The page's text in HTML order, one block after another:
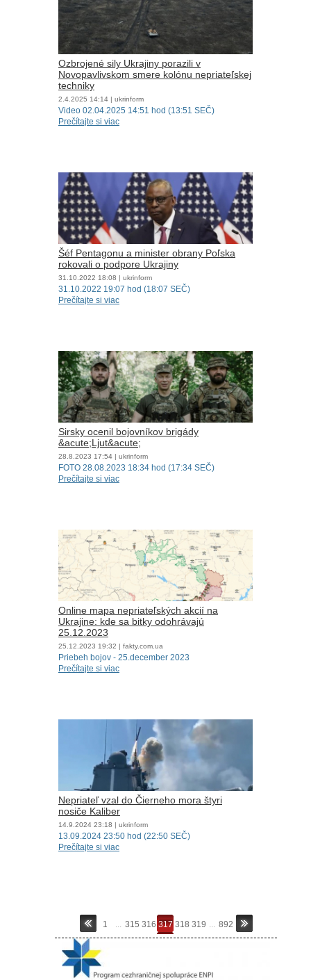
Ozbrojené sily Ukrajiny porazili v
Novopavlivskom smere kolónu nepriateľskej
techniky
2.4.2025 14:14 | ukrinform
Video 02.04.2025 14:51 hod (13:51 SEČ)
Prečítajte si viac
Šéf Pentagonu a minister obrany Poľska
rokovali o podpore Ukrajiny
31.10.2022 18:08 | ukrinform
31.10.2022 19:07 hod (18:07 SEČ)
Prečítajte si viac
Sirsky ocenil bojovníkov brigády
&acute;Ljut&acute;
28.8.2023 17:54 | ukrinform
FOTO 28.08.2023 18:34 hod (17:34 SEČ)
Prečítajte si viac
Online mapa nepriateľských akcií na
Ukrajine: kde sa bitky odohrávajú
25.12.2023
25.12.2023 19:32 | fakty.com.ua
Priebeh bojov - 25.december 2023
Prečítajte si viac
Nepriateľ vzal do Čierneho mora štyri
nosiče Kaliber
14.9.2024 23:18 | ukrinform
13.09.2024 23:50 hod (22:50 SEČ)
Prečítajte si viac
1 ... 315 316 317 318 319 ... 892